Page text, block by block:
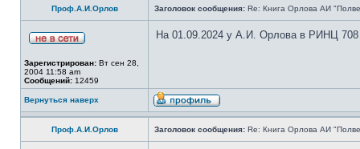
Проф.А.И.Орлов Заголовок сообщения: Re: Книга Орлова АИ
Зарегистрирован: Вт сен 28,
2004 11:58 am
Сообщений: 12459
На 01.09.2024 у А.И. Орлова в РИНЦ 708
Вернуться наверх
Проф.А.И.Орлов Заголовок сообщения: Re: Книга Орлова АИ